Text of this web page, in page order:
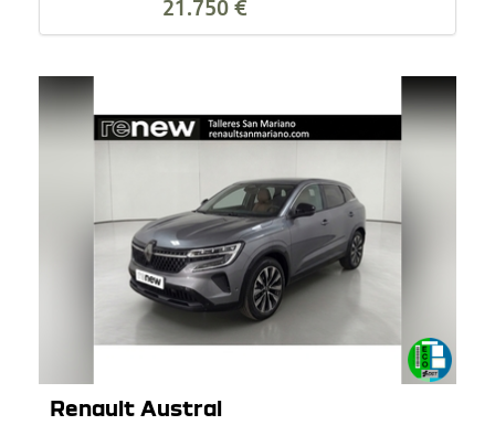
21.750 €
Renault Austral